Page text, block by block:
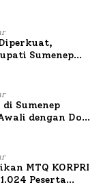
Sumenep
di Sumenep
dengan Doa
MTQ KORPRI
Peserta